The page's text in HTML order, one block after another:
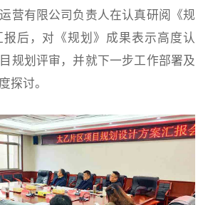
营有限公司负责人在认真研阅《规
后，对《规划》成果表示高度认
规划评审，并就下一步工作部署及
探讨。